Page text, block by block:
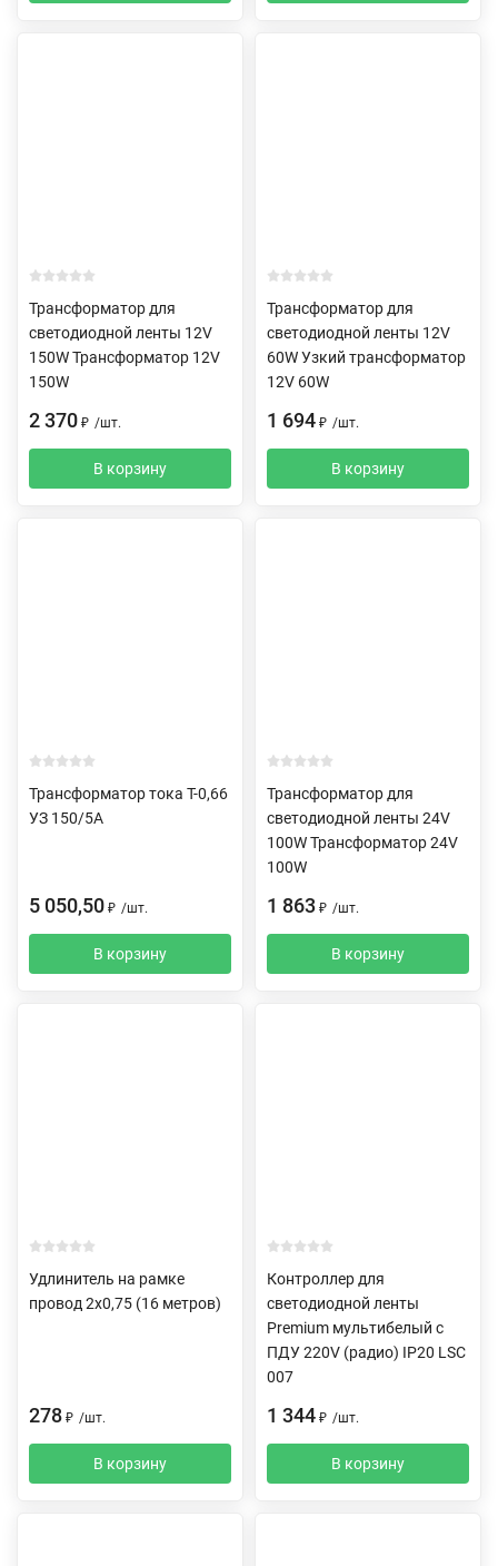
Трансформатор для
светодиодной ленты 12V
150W Трансформатор 12V
150W
2 370 ₽ /шт.
В корзину
Трансформатор для
светодиодной ленты 12V
60W Узкий трансформатор
12V 60W
1 694 ₽ /шт.
В корзину
Трансформатор тока Т-0,66
УЗ 150/5А
5 050,50 ₽ /шт.
В корзину
Трансформатор для
светодиодной ленты 24V
100W Трансформатор 24V
100W
1 863 ₽ /шт.
В корзину
Удлинитель на рамке
провод 2х0,75 (16 метров)
278 ₽ /шт.
В корзину
Контроллер для
светодиодной ленты
Premium мультибелый с
ПДУ 220V (радио) IP20 LSC
007
1 344 ₽ /шт.
В корзину